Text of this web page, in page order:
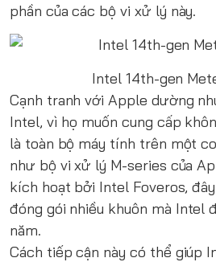
phần của các bộ vi xử lý này.
Intel 14th-gen
Cạnh tranh với Apple dường
Intel, vì họ muốn cung cấp
là toàn bộ máy tính trên một
như bộ vi xử lý M-series của
kích hoạt bởi Intel Foveros,
đóng gói nhiều khuôn mà Intel
năm.
Cách tiếp cận này có thể giúp